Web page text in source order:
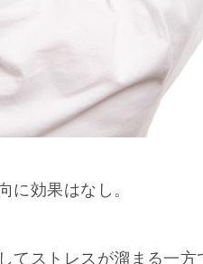
に効果はなし。
てストレスが溜まる一方